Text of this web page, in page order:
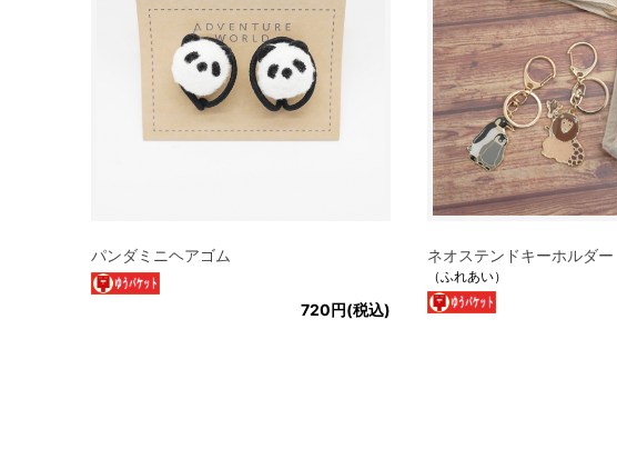
パンダミニヘアゴム
720円(税込)
ネオステンドキーホルダー
（ふれあい）